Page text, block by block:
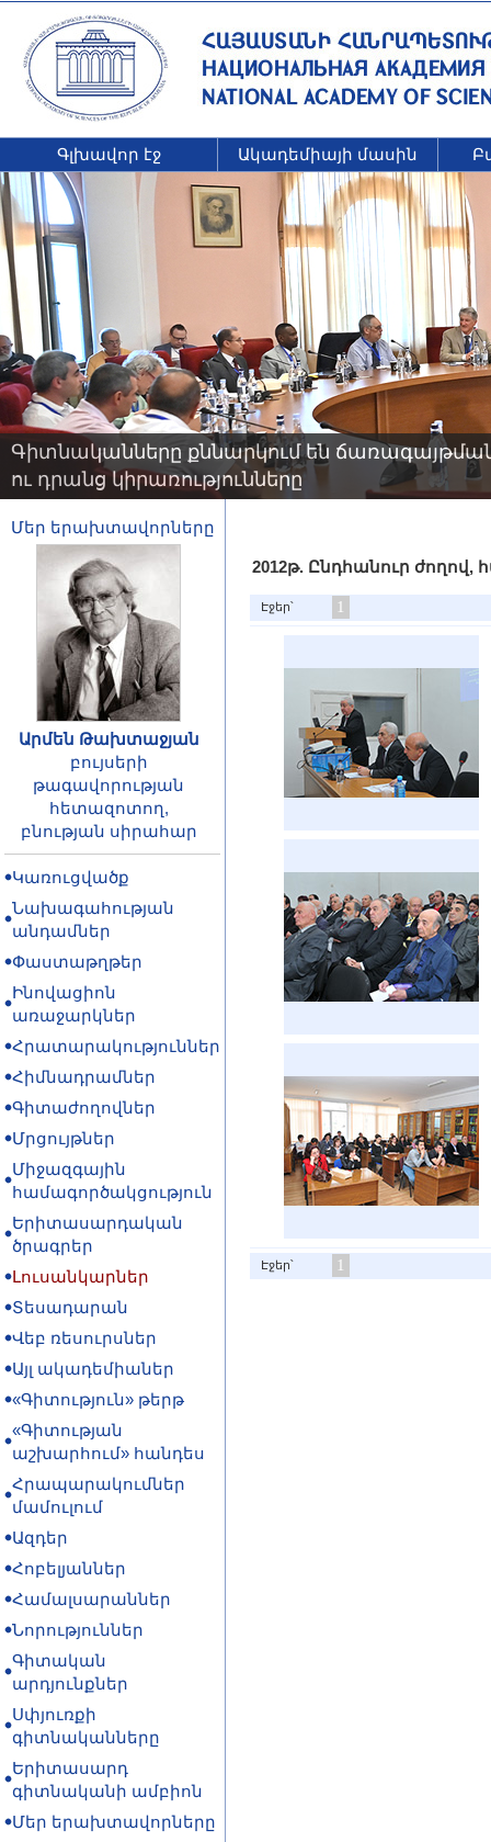
Գլխավոր էջ Ակադեմիայի մասին
Գիտնականները քննարկում են
ու դրանց կիրառությունները
Մեր երախտավորները
Արմեն Թախտաջյան
բույսերի
թագավորության
հետազոտող,
բնության սիրահար
Կառուցվածք
Նախագահության
անդամներ
Փաստաթղթեր
Ինովացիոն
առաջարկներ
Հրատարակություններ
Հիմնադրամներ
Գիտաժողովներ
Մրցույթներ
Միջազգային
համագործակցություն
Երիտասարդական
ծրագրեր
Լուսանկարներ
Տեսադարան
Վեբ ռեսուրսներ
Այլ ակադեմիաներ
«Գիտություն» թերթ
«Գիտության
աշխարհում» հանդես
Հրապարակումներ
մամուլում
Ազդեր
Հոբելյաններ
Համալսարաններ
Նորություններ
Գիտական
արդյունքներ
Սփյուռքի
գիտնականները
Երիտասարդ
գիտնականի ամբիոն
Մեր երախտավորները
2012թ. Ընդհանուր
Էջեր՝ 1
Էջեր՝ 1